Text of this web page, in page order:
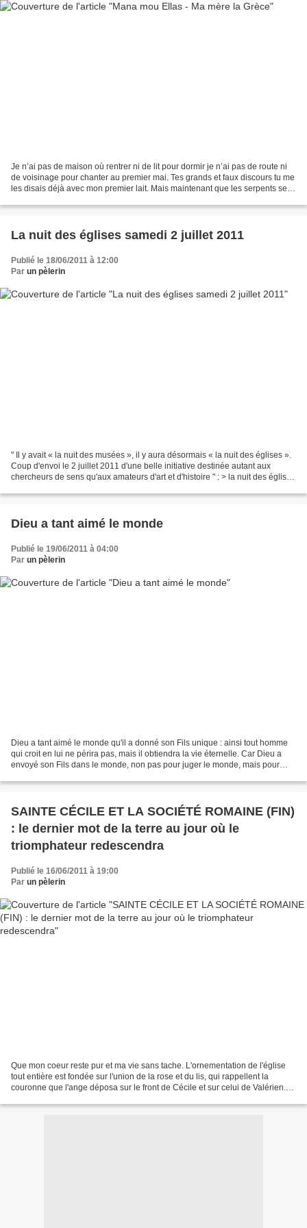
Je n’ai pas de maison où rentrer ni de lit pour dormir je n’ai pas de route ni
de voisinage pour chanter au premier mai. Tes grands et faux discours tu me
les disais déjà avec mon premier lait. Mais maintenant que les serpents se
La nuit des églises samedi 2 juillet 2011
Publié le 18/06/2011 à 12:00
Par un pèlerin
" Il y avait « la nuit des musées », il y aura désormais « la nuit des églises ».
Coup d'envoi le 2 juillet 2011 d'une belle initiative destinée autant aux
chercheurs de sens qu'aux amateurs d'art et d'histoire " : > la nuit des églises
Dieu a tant aimé le monde
Publié le 19/06/2011 à 04:00
Par un pèlerin
Dieu a tant aimé le monde qu'il a donné son Fils unique : ainsi tout homme
qui croit en lui ne périra pas, mais il obtiendra la vie éternelle. Car Dieu a
envoyé son Fils dans le monde, non pas pour juger le monde, mais pour
SAINTE CÉCILE ET LA SOCIÉTÉ ROMAINE (FIN)
: le dernier mot de la terre au jour où le
triomphateur redescendra
Publié le 16/06/2011 à 19:00
Par un pèlerin
Que mon coeur reste pur et ma vie sans tache. L'ornementation de l'église
tout entière est fondée sur l'union de la rose et du lis, qui rappellent la
couronne que l'ange déposa sur le front de Cécile et sur celui de Valérien.